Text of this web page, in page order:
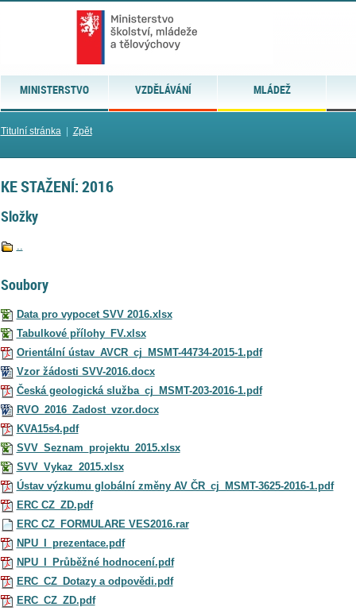
MINISTERSTVO VZDĚLÁVÁNÍ MLÁDEŽ
Titulní stránka| Zpět
KE STAŽENÍ: 2016
Složky
..
Soubory
Data pro vypocet SVV 2016.xlsx
Tabulkové přílohy_FV.xlsx
Orientální ústav_AVCR_cj_MSMT-44734-2015-1.pdf
Vzor žádosti SVV-2016.docx
Česká geologická služba_cj_MSMT-203-2016-1.pdf
RVO_2016_Zadost_vzor.docx
KVA15s4.pdf
SVV_Seznam_projektu_2015.xlsx
SVV_Vykaz_2015.xlsx
Ústav výzkumu globální změny AV ČR_cj_MSMT-3625-2016-1.pdf
ERC CZ_ZD.pdf
ERC CZ_FORMULARE VES2016.rar
NPU_I_prezentace.pdf
NPU_I_Průběžné hodnocení.pdf
ERC_CZ_Dotazy a odpovědi.pdf
ERC_CZ_ZD.pdf